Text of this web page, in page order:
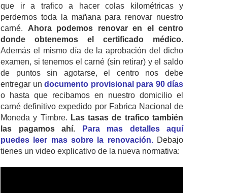
que ir a trafico a hacer colas kilométricas y
perdernos toda la mañana para renovar nuestro
carné. Ahora podemos renovar en el centro
donde obtenemos el certificado médico.
Además el mismo día de la aprobación del dicho
examen, si tenemos el carné (sin retirar) y el saldo
de puntos sin agotarse, el centro nos debe
entregar un documento provisional para 90 días
o hasta que recibamos en nuestro domicilio el
carné definitivo expedido por Fabrica Nacional de
Moneda y Timbre. Las tasas de trafico también
las pagamos ahí.
Para mas detalles aquí
puedes leer mas sobre la renovación.Debajo
tienes un video explicativo de la nueva normativa: